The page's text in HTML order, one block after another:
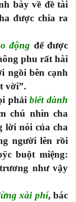
bày về đề tài
được chia ra
động để được
phu rất hài
ngồi bên cạnh
vời”.
phải biết dành
chú nhìn cha
lời nói của cha
người lên rồi
buột miệng:
như vậy
xài phí, bác